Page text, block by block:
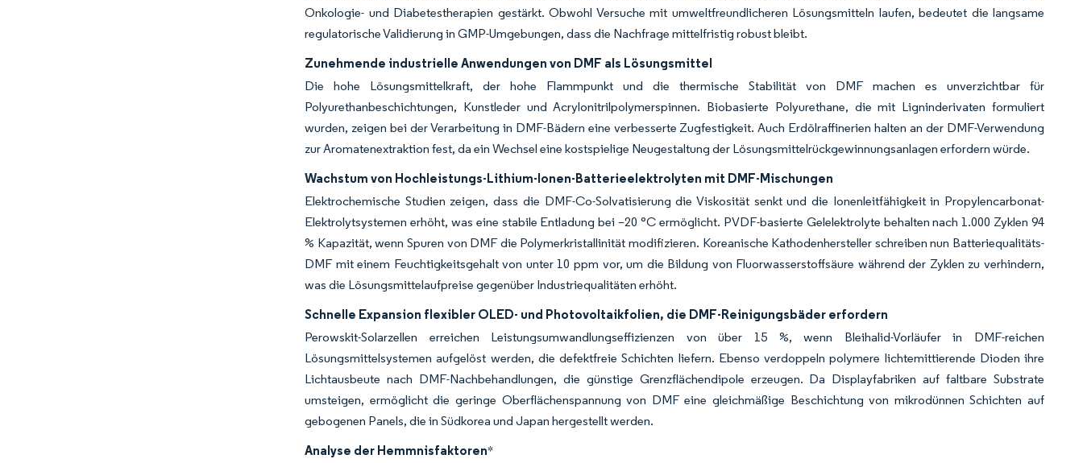
Onkologie- und Diabetestherapien gestärkt. Obwohl Versuche mit umweltfreundlicheren Lösungsmitteln laufen, bedeutet die langsame
regulatorische Validierung in GMP-Umgebungen, dass die Nachfrage mittelfristig robust bleibt.
Zunehmende industrielle Anwendungen von DMF als Lösungsmittel
Die hohe Lösungsmittelkraft, der hohe Flammpunkt und die thermische Stabilität von DMF machen es unverzichtbar für
Polyurethanbeschichtungen, Kunstleder und Acrylonitrilpolymerspinnen. Biobasierte Polyurethane, die mit Ligninderivaten formuliert
wurden, zeigen bei der Verarbeitung in DMF-Bädern eine verbesserte Zugfestigkeit. Auch Erdölraffinerien halten an der DMF-Verwendung
zur Aromatenextraktion fest, da ein Wechsel eine kostspielige Neugestaltung der Lösungsmittelrückgewinnungsanlagen erfordern würde.
Wachstum von Hochleistungs-Lithium-Ionen-Batterieelektrolyten mit DMF-Mischungen
Elektrochemische Studien zeigen, dass die DMF-Co-Solvatisierung die Viskosität senkt und die Ionenleitfähigkeit in Propylencarbonat-
Elektrolytsystemen erhöht, was eine stabile Entladung bei –20 °C ermöglicht. PVDF-basierte Gelelektrolyte behalten nach 1.000 Zyklen 94
% Kapazität, wenn Spuren von DMF die Polymerkristallinität modifizieren. Koreanische Kathodenhersteller schreiben nun Batteriequalitäts-
DMF mit einem Feuchtigkeitsgehalt von unter 10 ppm vor, um die Bildung von Fluorwasserstoffsäure während der Zyklen zu verhindern,
was die Lösungsmittelaufpreise gegenüber Industriequalitäten erhöht.
Schnelle Expansion flexibler OLED- und Photovoltaikfolien, die DMF-Reinigungsbäder erfordern
Perowskit-Solarzellen erreichen Leistungsumwandlungseffizienzen von über 15 %, wenn Bleihalid-Vorläufer in DMF-reichen
Lösungsmittelsystemen aufgelöst werden, die defektfreie Schichten liefern. Ebenso verdoppeln polymere lichtemittierende Dioden ihre
Lichtausbeute nach DMF-Nachbehandlungen, die günstige Grenzflächendipole erzeugen. Da Displayfabriken auf faltbare Substrate
umsteigen, ermöglicht die geringe Oberflächenspannung von DMF eine gleichmäßige Beschichtung von mikrodünnen Schichten auf
gebogenen Panels, die in Südkorea und Japan hergestellt werden.
Analyse der Hemmnisfaktoren*